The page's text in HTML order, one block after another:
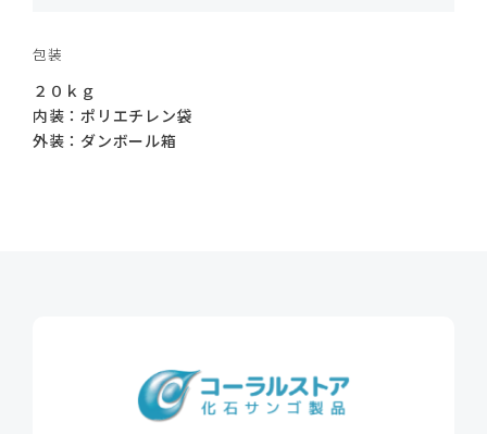
包装
２０ｋｇ
内装：ポリエチレン袋
外装：ダンボール箱